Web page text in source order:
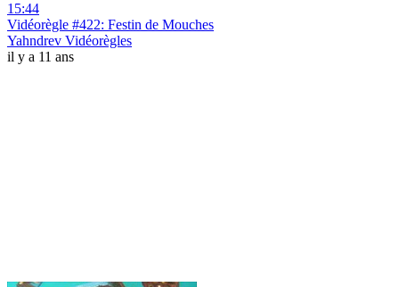
15:44
Vidéorègle #422: Festin de Mouches
Yahndrev Vidéorègles
il y a 11 ans